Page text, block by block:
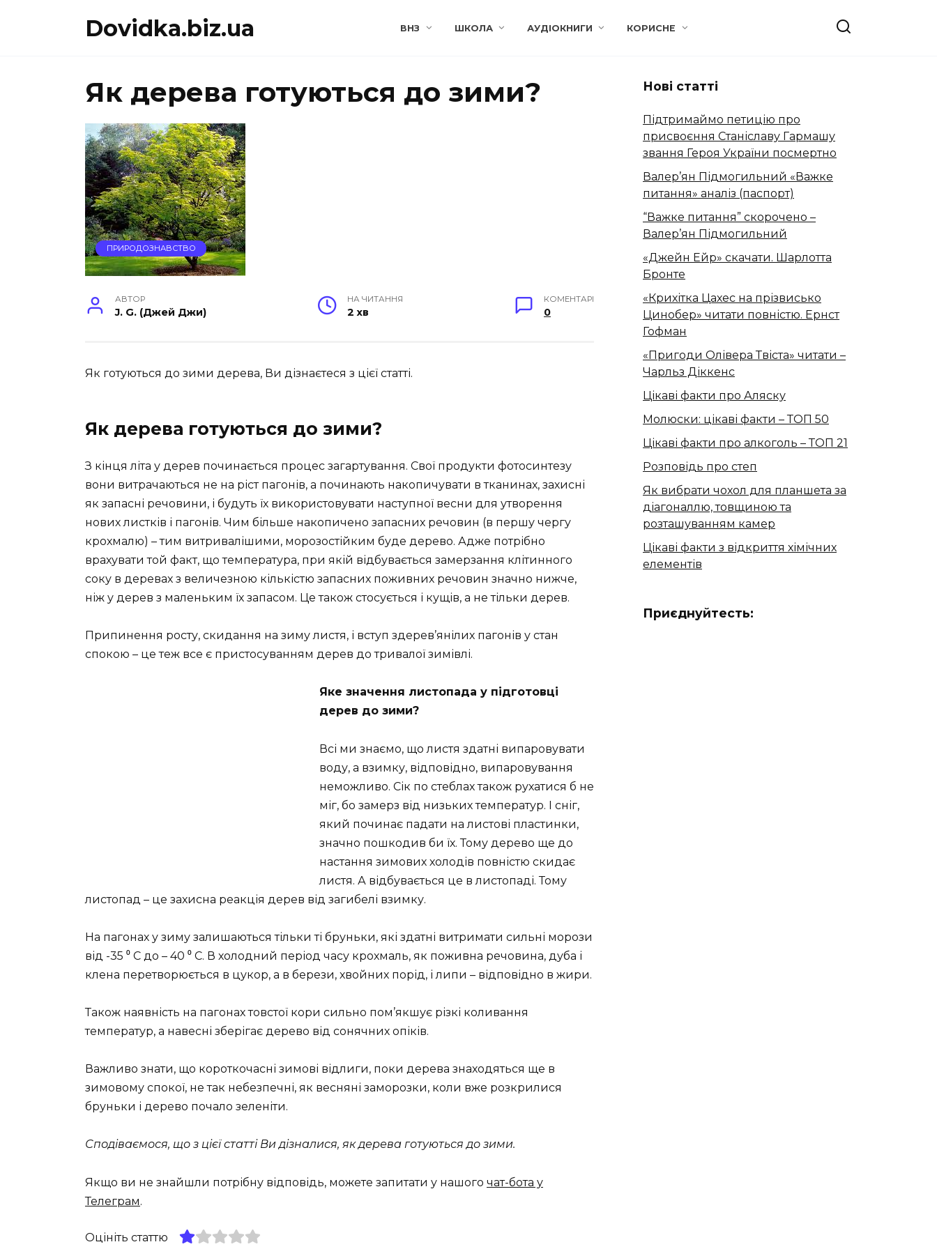
Dovidka.biz.ua ВНЗ ШКОЛА АУДІОКНИГИ КОРИСНЕ
Як дерева готуються до зими?
ПРИРОДОЗНАВСТВО
АВТОР
J. G. (Джей Джи)
НА ЧИТАННЯ
2 хв
КОМЕНТАРІ
0
Як готуються до зими дерева, Ви дізнаєтеся з цієї статті.
Як дерева готуються до зими?
З кінця літа у дерев починається процес загартування. Свої продукти фотосинтезу
вони витрачаються не на ріст пагонів, а починають накопичувати в тканинах, захисні
як запасні речовини, і будуть їх використовувати наступної весни для утворення
нових листків і пагонів. Чим більше накопичено запасних речовин (в першу чергу
крохмалю) – тим витривалішими, морозостійким буде дерево. Адже потрібно
врахувати той факт, що температура, при якій відбувається замерзання клітинного
соку в деревах з величезною кількістю запасних поживних речовин значно нижче,
ніж у дерев з маленьким їх запасом. Це також стосується і кущів, а не тільки дерев.
Припинення росту, скидання на зиму листя, і вступ здерев’янілих пагонів у стан
спокою – це теж все є пристосуванням дерев до тривалої зимівлі.
Яке значення листопада у підготовці
дерев до зими?
Всі ми знаємо, що листя здатні випаровувати
воду, а взимку, відповідно, випаровування
неможливо. Сік по стеблах також рухатися б не
міг, бо замерз від низьких температур. І сніг,
який починає падати на листові пластинки,
значно пошкодив би їх. Тому дерево ще до
настання зимових холодів повністю скидає
листя. А відбувається це в листопаді. Тому
листопад – це захисна реакція дерев від загибелі взимку.
На пагонах у зиму залишаються тільки ті бруньки, які здатні витримати сильні морози
від -35 ⁰ С до – 40 ⁰ С. В холодний період часу крохмаль, як поживна речовина, дуба і
клена перетворюється в цукор, а в берези, хвойних порід, і липи – відповідно в жири.
Також наявність на пагонах товстої кори сильно пом’якшує різкі коливання
температур, а навесні зберігає дерево від сонячних опіків.
Важливо знати, що короткочасні зимові відлиги, поки дерева знаходяться ще в
зимовому спокої, не так небезпечні, як весняні заморозки, коли вже розкрилися
бруньки і дерево почало зеленіти.
Сподіваємося, що з цієї статті Ви дізналися, як дерева готуються до зими.
Якщо ви не знайшли потрібну відповідь, можете запитати у нашого чат-бота у
Телеграм.
Оцініть статтю
Нові статті
Підтримаймо петицію про
присвоєння Станіславу Гармашу
звання Героя України посмертно
Валер’ян Підмогильний «Важке
питання» аналіз (паспорт)
“Важке питання” скорочено –
Валер’ян Підмогильний
«Джейн Ейр» скачати. Шарлотта
Бронте
«Крихітка Цахес на прізвисько
Цинобер» читати повністю. Ернст
Гофман
«Пригоди Олівера Твіста» читати –
Чарльз Діккенс
Цікаві факти про Аляску
Молюски: цікаві факти – ТОП 50
Цікаві факти про алкоголь – ТОП 21
Розповідь про степ
Як вибрати чохол для планшета за
діагоналлю, товщиною та
розташуванням камер
Цікаві факти з відкриття хімічних
елементів
Приєднуйтесть: